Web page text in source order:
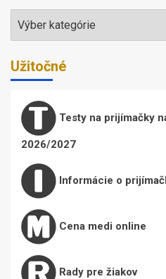
Témy
Užitočné
Testy na prijímačky
2026/2027
Informácie o
Cena medi online
Rady pre žiakov